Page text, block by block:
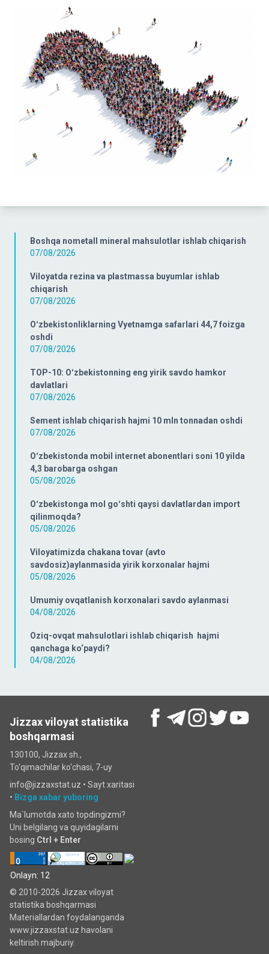
Boshqa nometall mineral mahsulotlar ishlab chiqarish
07/08/2026
Viloyatda rezina va plastmassa buyumlar ishlab
chiqarish
07/08/2026
Oʻzbekistonliklarning Vyetnamga safarlari 44,7 foizga
oshdi
07/08/2026
TOP-10: Oʻzbekistonning eng yirik savdo hamkor
davlatlari
07/08/2026
Sement ishlab chiqarish hajmi 10 mln tonnadan oshdi
07/08/2026
Oʻzbekistonda mobil internet abonentlari soni 10 yilda
4,3 barobarga oshgan
05/08/2026
Oʻzbekistonga mol goʻshti qaysi davlatlardan import
qilinmoqda?
05/08/2026
Viloyatimizda chakana tovar (avto
savdosiz)aylanmasida yirik korxonalar hajmi
05/08/2026
Umumiy ovqatlanish korxonalari savdo aylanmasi
04/08/2026
Oziq-ovqat mahsulotlari ishlab chiqarish hajmi
qanchaga ko‘paydi?
04/08/2026
Jizzax viloyat statistika
boshqarmasi
130100, Jizzax sh.,
To'qimachilar ko‘chаsi, 7-uy
info@jizzaxstat.uz • Sayt xaritasi
• Bizga xabar yuboring
Ma`lumotda xato topdingizmi?
Uni belgilang va quyidagilarni
bosing Ctrl + Enter
Onlayn: 12
© 2010-2026 Jizzax viloyat
statistika boshqarmasi
Materiallardan foydalanganda
www.jizzaxstat.uz havolani
keltirish majburiy.